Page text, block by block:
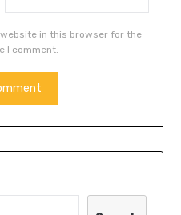
in this browser for the
I comment.